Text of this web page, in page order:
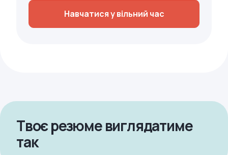
Навчатися у вільний час
Твоє резюме виглядатиме
так